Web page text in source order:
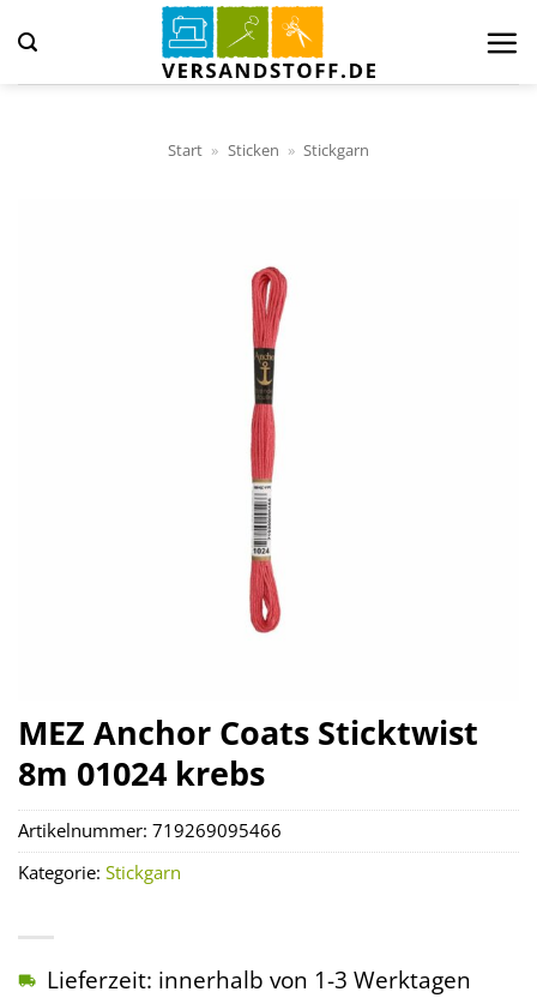
Inhalt
springen
Start » Sticken » Stickgarn
MEZ Anchor Coats Sticktwist
8m 01024 krebs
Lieferzeit: innerhalb von 1-3 Werktagen
Artikelnummer: 719269095466
Kategorie: Stickgarn